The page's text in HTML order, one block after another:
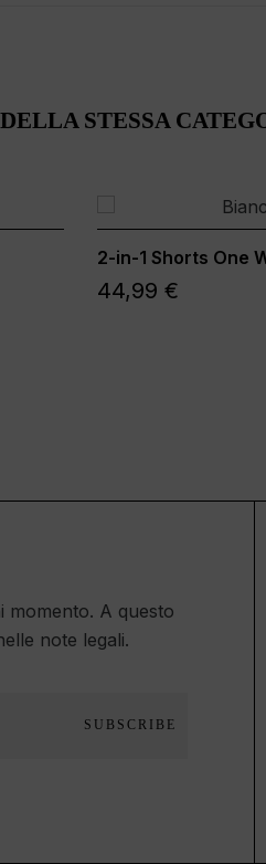
STESSA
2-in-1 Shorts One
44,99 €
momento. A questo
note legali.
SUBSCRIBE